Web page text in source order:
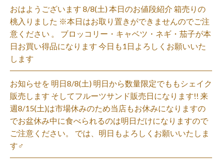
おはようございます 8/8(土) 本日のお値段紹介 箱売りの
桃入りました ※本日はお取り置きができませんのでご注
意ください 。 ブロッコリー・キャベツ・ネギ・茄子が本
日お買い得品になります 今日も1日よろしくお願いいた
します
お知らせを 明日8/8(土) 明日から数量限定でももシェイク
販売します そしてフルーツサンド販売日になります!! 来
週8/15(土)は市場休みのため当店もお休みになりますの
でお盆休み中に食べられるのは明日だけになりますので
ご注意ください。 では、明日もよろしくお願いいたしま
す‍♂️